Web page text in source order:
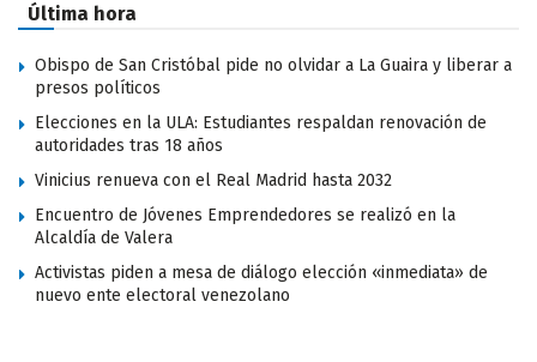
Última hora
Obispo de San Cristóbal pide no olvidar a La Guaira y liberar a
presos políticos
Elecciones en la ULA: Estudiantes respaldan renovación de
autoridades tras 18 años
Vinicius renueva con el Real Madrid hasta 2032
Encuentro de Jóvenes Emprendedores se realizó en la
Alcaldía de Valera
Activistas piden a mesa de diálogo elección «inmediata» de
nuevo ente electoral venezolano